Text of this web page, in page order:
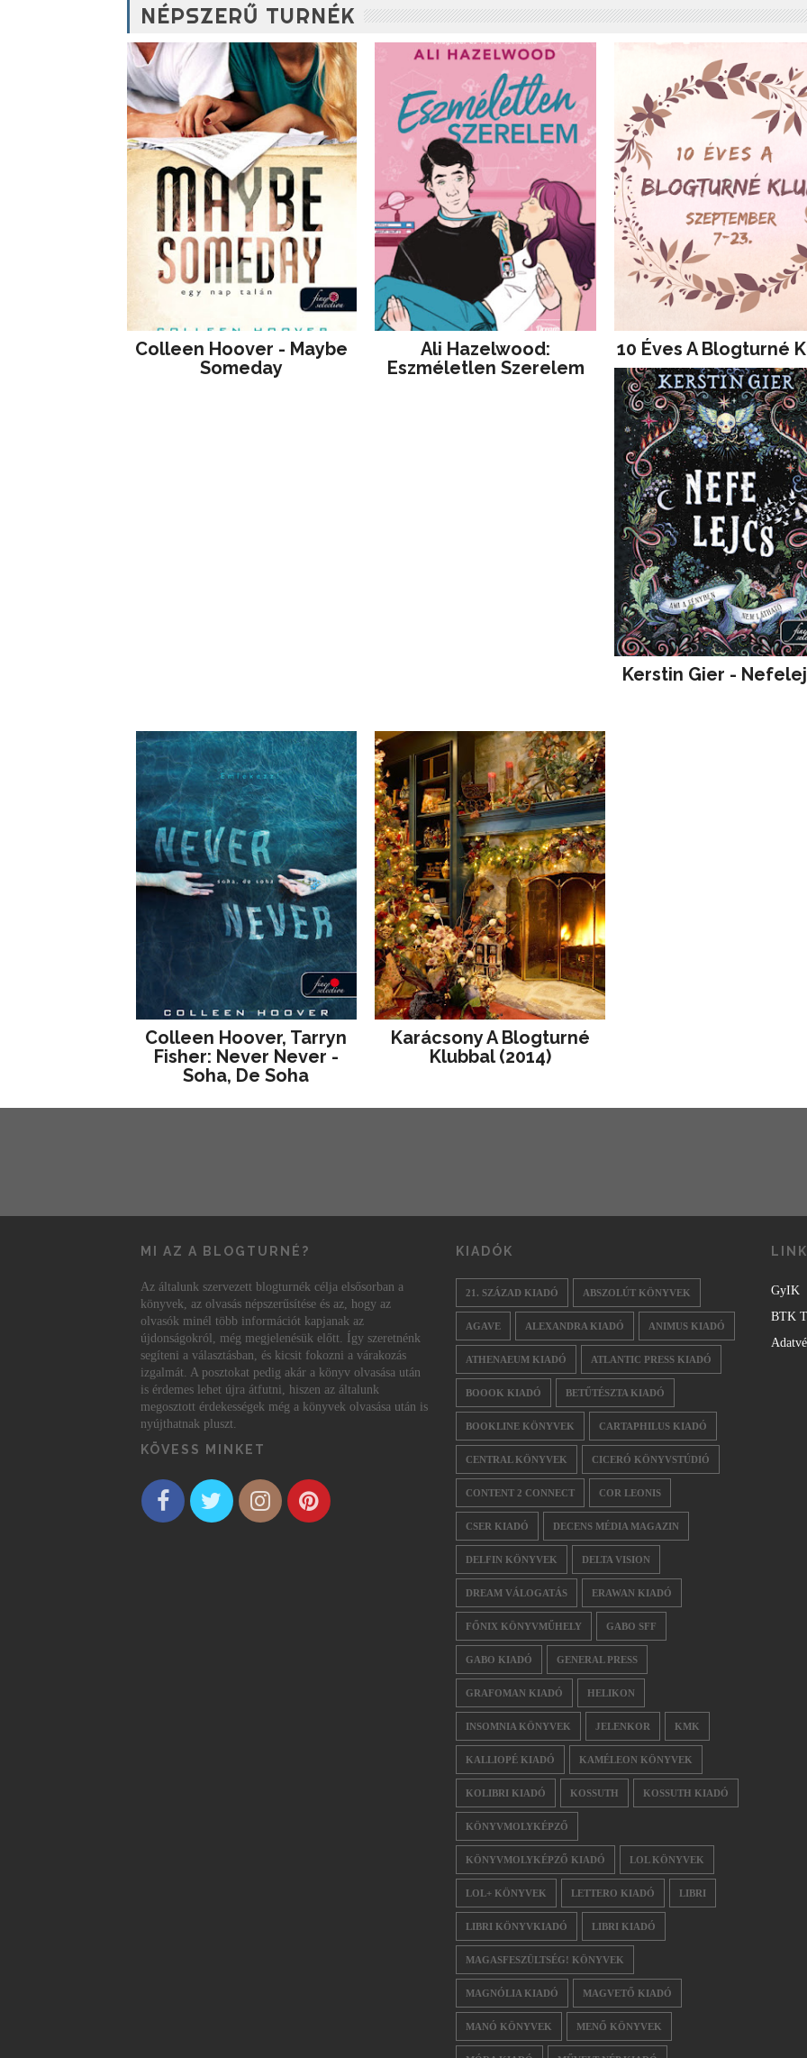
NÉPSZERŰ TURNÉK
Colleen Hoover - Maybe
Someday
Ali Hazelwood:
Eszméletlen Szerelem
10 Éves A Blogturné
Kerstin Gier -
Colleen Hoover, Tarryn
Fisher: Never Never -
Soha, De Soha
Karácsony A Blogturné
Klubbal (2014)
MI AZ A BLOGTURNÉ?
Az általunk szervezett blogturnék célja elsősorban a
könyvek, az olvasás népszerűsítése és az, hogy az
olvasók minél több információt kapjanak az
újdonságokról, még megjelenésük előtt. Így szeretnénk
segíteni a választásban, és kicsit fokozni a várakozás
izgalmát. A posztokat pedig akár a könyv olvasása után
is érdemes lehet újra átfutni, hiszen az általunk
megosztott érdekességek még a könyvek olvasása után is
nyújthatnak pluszt.
KÖVESS MINKET
KIADÓK
21. SZÁZAD KIADÓ ABSZOLÚT KÖNYVEK
AGAVE ALEXANDRA KIADÓ ANIMUS KIADÓ
ATHENAEUM KIADÓ ATLANTIC PRESS KIADÓ
BOOOK KIADÓ BETŰTÉSZTA KIADÓ
BOOKLINE KÖNYVEK CARTAPHILUS KIADÓ
CENTRAL KÖNYVEK CICERÓ KÖNYVSTÚDIÓ
CONTENT 2 CONNECT COR LEONIS
CSER KIADÓ DECENS MÉDIA MAGAZIN
DELFIN KÖNYVEK DELTA VISION
DREAM VÁLOGATÁS ERAWAN KIADÓ
FŐNIX KÖNYVMŰHELY GABO SFF
GABO KIADÓ GENERAL PRESS
GRAFOMAN KIADÓ HELIKON
INSOMNIA KÖNYVEK JELENKOR KMK
KALLIOPÉ KIADÓ KAMÉLEON KÖNYVEK
KOLIBRI KIADÓ KOSSUTH KOSSUTH KIADÓ
KÖNYVMOLYKÉPZŐ
KÖNYVMOLYKÉPZŐ KIADÓ LOL KÖNYVEK
LOL+ KÖNYVEK LETTERO KIADÓ LIBRI
LIBRI KÖNYVKIADÓ LIBRI KIADÓ
MAGASFESZÜLTSÉG! KÖNYVEK
MAGNÓLIA KIADÓ MAGVETŐ KIADÓ
MANÓ KÖNYVEK MENŐ KÖNYVEK
GyIK
BTK